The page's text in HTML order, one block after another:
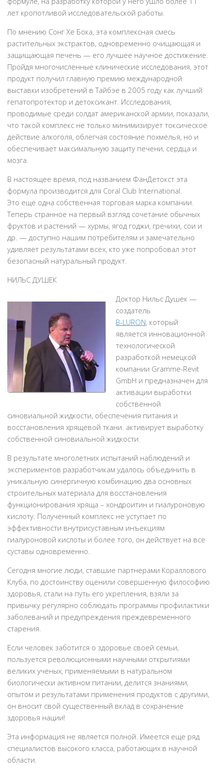
лет кропотливой исследовательской работы.
По мнению Сонг Хе Бока, эта комплексная смесь
растительных экстрактов, одновременно очищающая и
защищающая печень — его лучшее научное достижение.
Пройдя многочисленные клинические исследования, этот
продукт получил главную премию международной
выставки изобретений в Тайбэе в 2005 году как лучший
гепатопротектор и детоксикант. Исследования,
проводимые среди солдат американской армии, показали,
что такой комплекс не только минимизирует токсическое
действие алкоголя, облегчая состояние похмелья, но и
обеспечивает максимальную защиту печени, сердца и
мозга.
В настоящее время, под названием ФанДетокст эта
формула производится для Coral Club International.
Это ещё одна собственная торговая марка компании.
Теперь странное на первый взгляд сочетание обычных
фруктов и растений — хурмы, ягод годжи, гречихи, сои и
др. — доступно нашим потребителям и замечательно
удивляет результатами всех, кто уже попробовал этот
безопасный натуральный продукт.
НИЛЬС ДУШЕК
Доктор Нильс Душек —
создатель
B-LURON, который
является инновационной
технологической
разработкой немецкой
компании Gramme-Revit
GmbH и предназначен для
активации выработки
собственной
синовиальной жидкости, обеспечения питания и
восстановления хрящевой ткани. активирует выработку
собственной синовиальной жидкости.
В результате многолетних испытаний наблюдений и
экспериментов разработчикам удалось объединить в
уникальную синергичную комбинацию два основных
строительных материала для восстановления
функционирования хряща – хондроитин и гиалуроновую
кислоту. Полученный комплекс не уступает по
эффективности внутрисуставным инъекциям
гиалуроновой кислоты и более того, он действует на все
суставы одновременно.
Сегодня многие люди, ставшие партнерами Кораллового
Клуба, по достоинству оценили совершенную философию
здоровья, стали на путь его укрепления, взяли за
привычку регулярно соблюдать программы профилактики
заболеваний и предупреждения преждевременного
старения.
Если человек заботится о здоровье своей семьи,
пользуется революционными научными открытиями
великих ученых, применяемыми в натуральном
биологически активном питании, делится знаниями,
опытом и результатами применения продуктов с другими,
он вносит свой существенный вклад в сохранение
здоровья нации!
Эта информация не является полной. Имеется еще ряд
специалистов высокого класса, работающих в научной
области.